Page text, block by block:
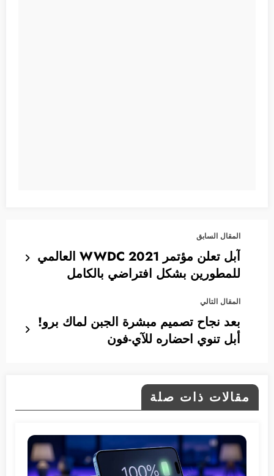
المقال السابق
آبل تعلن مؤتمر WWDC 2021 العالمي
للمطورين بشكل افتراضي بالكامل
المقال التالي
بعد نجاح تصميم مبشرة الجبن لماك برو!
أبل تنوي احضاره للآي-فون
مقالات ذات صلة